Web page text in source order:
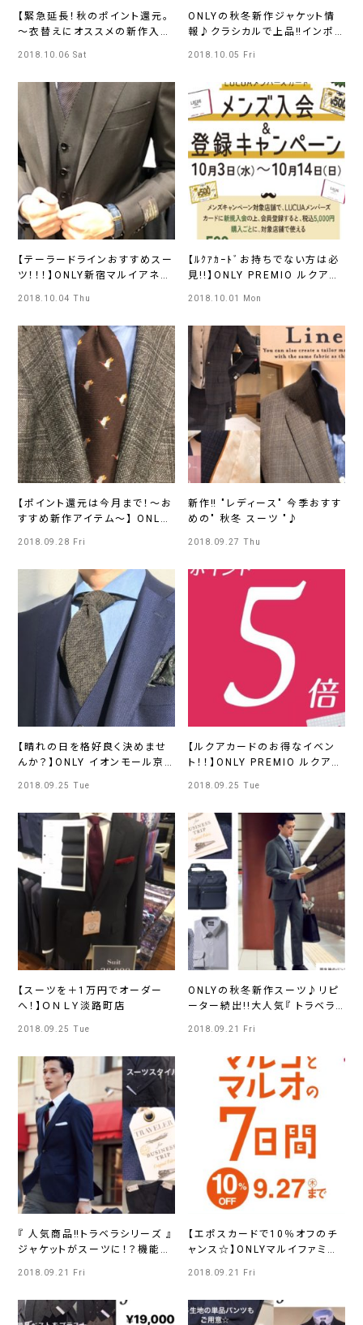
【緊急延長！秋のポイント還元。
～衣替えにオススメの新作入荷
2018.10.06 Sat
ONLYの秋冬新作ジャケット情
報♪クラシカルで上品‼インポ
2018.10.05 Fri
【テーラードラインおすすめスー
ツ！！！】ONLY新宿マルイアネッ
2018.10.04 Thu
【ﾙｸｱｶｰﾄﾞお持ちでない方は必
見!!】ONLY PREMIO ルクアイ
2018.10.01 Mon
【ポイント還元は今月まで！～お
すすめ新作アイテム～】 ONLY
2018.09.28 Fri
新作‼ "レディース" 今季おすす
めの" 秋冬 スーツ "♪
2018.09.27 Thu
【晴れの日を格好良く決めませ
んか？】ONLY イオンモール京
2018.09.25 Tue
【ルクアカードのお得なイベン
ト！！】ONLY PREMIO ルクアイ
2018.09.25 Tue
【スーツを＋1万円でオーダー
へ！】ＯＮＬＹ淡路町店
2018.09.25 Tue
ONLYの秋冬新作スーツ♪リピ
ーター続出!!大人気『 トラベラ
2018.09.21 Fri
『 人気商品‼トラベラシリーズ 』
ジャケットがスーツに！？機能性
2018.09.21 Fri
【エポスカードで10％オフのチ
ャンス☆】ONLYマルイファミリ
2018.09.21 Fri